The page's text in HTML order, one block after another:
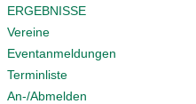
ERGEBNISSE
Vereine
Eventanmeldungen
Terminliste
An-/Abmelden